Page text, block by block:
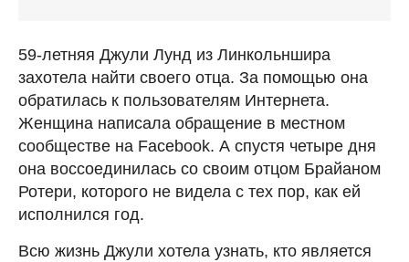
59-летняя Джули Лунд из Линкольншира
захотела найти своего отца. За помощью она
обратилась к пользователям Интернета.
Женщина написала обращение в местном
сообществе на Facebook. А спустя четыре дня
она воссоединилась со своим отцом Брайаном
Ротери, которого не видела с тех пор, как ей
исполнился год.
Всю жизнь Джули хотела узнать, кто является